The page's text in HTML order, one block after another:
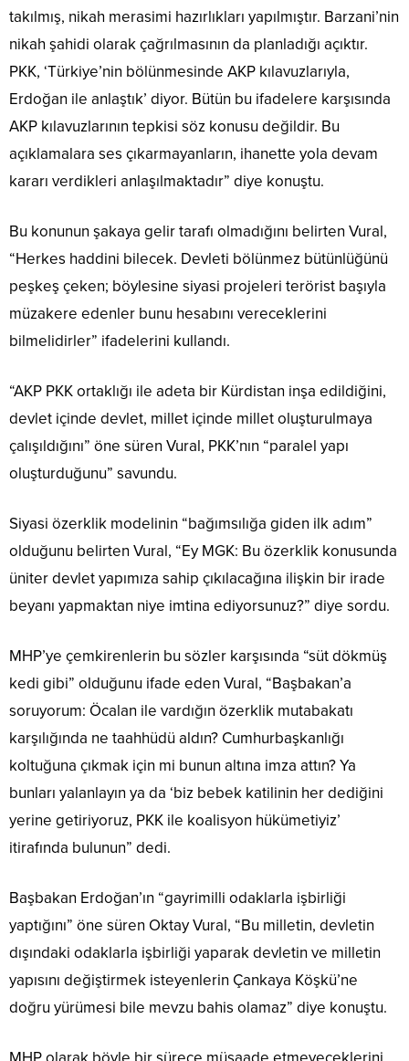
takılmış, nikah merasimi hazırlıkları yapılmıştır. Barzani’nin
nikah şahidi olarak çağrılmasının da planladığı açıktır.
PKK, ‘Türkiye’nin bölünmesinde AKP kılavuzlarıyla,
Erdoğan ile anlaştık’ diyor. Bütün bu ifadelere karşısında
AKP kılavuzlarının tepkisi söz konusu değildir. Bu
açıklamalara ses çıkarmayanların, ihanette yola devam
kararı verdikleri anlaşılmaktadır” diye konuştu.
Bu konunun şakaya gelir tarafı olmadığını belirten Vural,
“Herkes haddini bilecek. Devleti bölünmez bütünlüğünü
peşkeş çeken; böylesine siyasi projeleri terörist başıyla
müzakere edenler bunu hesabını vereceklerini
bilmelidirler” ifadelerini kullandı.
“AKP PKK ortaklığı ile adeta bir Kürdistan inşa edildiğini,
devlet içinde devlet, millet içinde millet oluşturulmaya
çalışıldığını” öne süren Vural, PKK’nın “paralel yapı
oluşturduğunu” savundu.
Siyasi özerklik modelinin “bağımsılığa giden ilk adım”
olduğunu belirten Vural, “Ey MGK: Bu özerklik konusunda
üniter devlet yapımıza sahip çıkılacağına ilişkin bir irade
beyanı yapmaktan niye imtina ediyorsunuz?” diye sordu.
MHP’ye çemkirenlerin bu sözler karşısında “süt dökmüş
kedi gibi” olduğunu ifade eden Vural, “Başbakan’a
soruyorum: Öcalan ile vardığın özerklik mutabakatı
karşılığında ne taahhüdü aldın? Cumhurbaşkanlığı
koltuğuna çıkmak için mi bunun altına imza attın? Ya
bunları yalanlayın ya da ‘biz bebek katilinin her dediğini
yerine getiriyoruz, PKK ile koalisyon hükümetiyiz’
itirafında bulunun” dedi.
Başbakan Erdoğan’ın “gayrimilli odaklarla işbirliği
yaptığını” öne süren Oktay Vural, “Bu milletin, devletin
dışındaki odaklarla işbirliği yaparak devletin ve milletin
yapısını değiştirmek isteyenlerin Çankaya Köşkü’ne
doğru yürümesi bile mevzu bahis olamaz” diye konuştu.